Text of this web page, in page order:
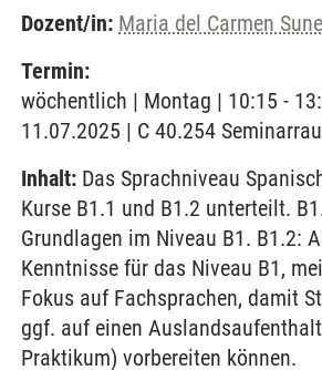
Dozent/in: Maria del Carmen
Termin:
wöchentlich | Montag | 10:15 -
11.07.2025 | C 40.254
Inhalt: Das Sprachniveau
Kurse B1.1 und B1.2 unterteilt.
Grundlagen im Niveau B1. B1.2:
Kenntnisse für das Niveau B1,
Fokus auf Fachsprachen, damit
ggf. auf einen
Praktikum) vorbereiten können.